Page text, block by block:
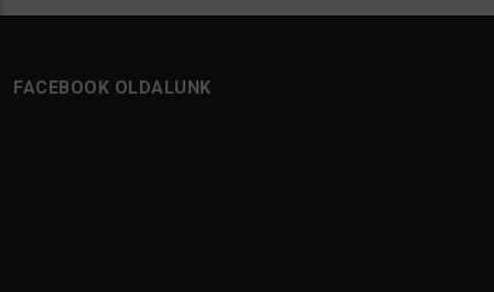
FACEBOOK OLDALUNK